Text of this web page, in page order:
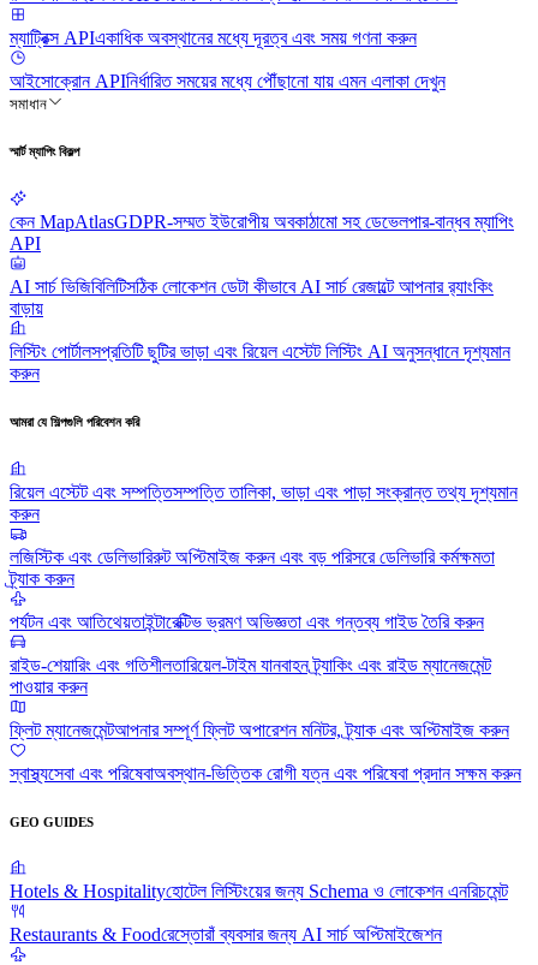
ম্যাট্রিক্স APIএকাধিক অবস্থানের মধ্যে দূরত্ব এবং সময় গণনা করুন
আইসোক্রোন APIনির্ধারিত সময়ের মধ্যে পৌঁছানো যায় এমন এলাকা দেখুন
সমাধান
স্মার্ট ম্যাপিং বিকল্প
কেন MapAtlasGDPR-সম্মত ইউরোপীয় অবকাঠামো সহ ডেভেলপার-বান্ধব ম্যাপিং
API
AI সার্চ ভিজিবিলিটিসঠিক লোকেশন ডেটা কীভাবে AI সার্চ রেজাল্টে আপনার র‍্যাংকিং
বাড়ায়
লিস্টিং পোর্টালসপ্রতিটি ছুটির ভাড়া এবং রিয়েল এস্টেট লিস্টিং AI অনুসন্ধানে দৃশ্যমান
করুন
আমরা যে শিল্পগুলি পরিবেশন করি
রিয়েল এস্টেট এবং সম্পত্তিসম্পত্তি তালিকা, ভাড়া এবং পাড়া সংক্রান্ত তথ্য দৃশ্যমান
করুন
লজিস্টিক এবং ডেলিভারিরুট অপ্টিমাইজ করুন এবং বড় পরিসরে ডেলিভারি কর্মক্ষমতা
ট্র্যাক করুন
পর্যটন এবং আতিথেয়তাইন্টারেক্টিভ ভ্রমণ অভিজ্ঞতা এবং গন্তব্য গাইড তৈরি করুন
রাইড-শেয়ারিং এবং গতিশীলতারিয়েল-টাইম যানবাহন ট্র্যাকিং এবং রাইড ম্যানেজমেন্ট
পাওয়ার করুন
ফ্লিট ম্যানেজমেন্টআপনার সম্পূর্ণ ফ্লিট অপারেশন মনিটর, ট্র্যাক এবং অপ্টিমাইজ করুন
স্বাস্থ্যসেবা এবং পরিষেবাঅবস্থান-ভিত্তিক রোগী যত্ন এবং পরিষেবা প্রদান সক্ষম করুন
GEO GUIDES
Hotels & Hospitalityহোটেল লিস্টিংয়ের জন্য Schema ও লোকেশন এনরিচমেন্ট
Restaurants & Foodরেস্তোরাঁ ব্যবসার জন্য AI সার্চ অপ্টিমাইজেশন